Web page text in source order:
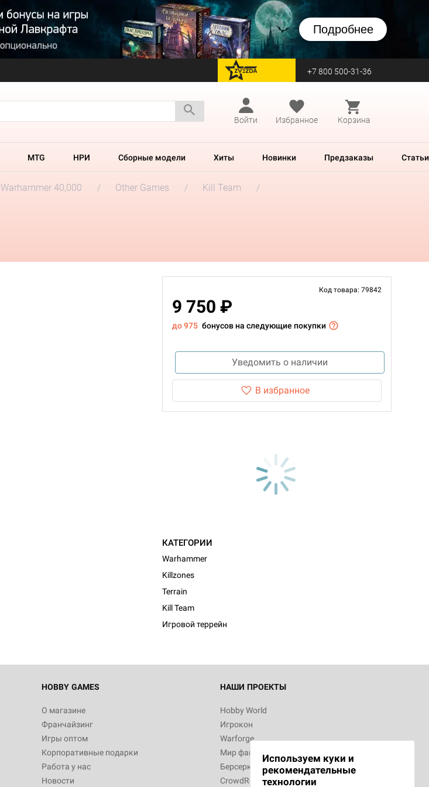
Подробнее
перейти на Zvezda +7 800 500-31-36
Войти
Избранное Корзина
MTG НРИ Сборные модели Хиты Новинки Предзаказы Статьи
Warhammer 40,000 Other Games
Kill Team
Код товара: 79842
9 750 ₽
до 975 бонусов на следующие покупки
Уведомить о наличии
В избранное
КАТЕГОРИИ
Warhammer
Killzones
Terrain
Kill Team
Игровой террейн
HOBBY GAMES
О магазине
Франчайзинг
Игры оптом
Корпоративные подарки
Работа у нас
Новости
НАШИ ПРОЕКТЫ
Hobby World
Игрокон
Warforge
Мир фантастики
Берсерк
CrowdRepublic
Используем куки и
рекомендательные
технологии
Настольная игра Hobby World Монстры
Белая смерть
12 990
Настольная игра Hobby World Берсерк.
3 490